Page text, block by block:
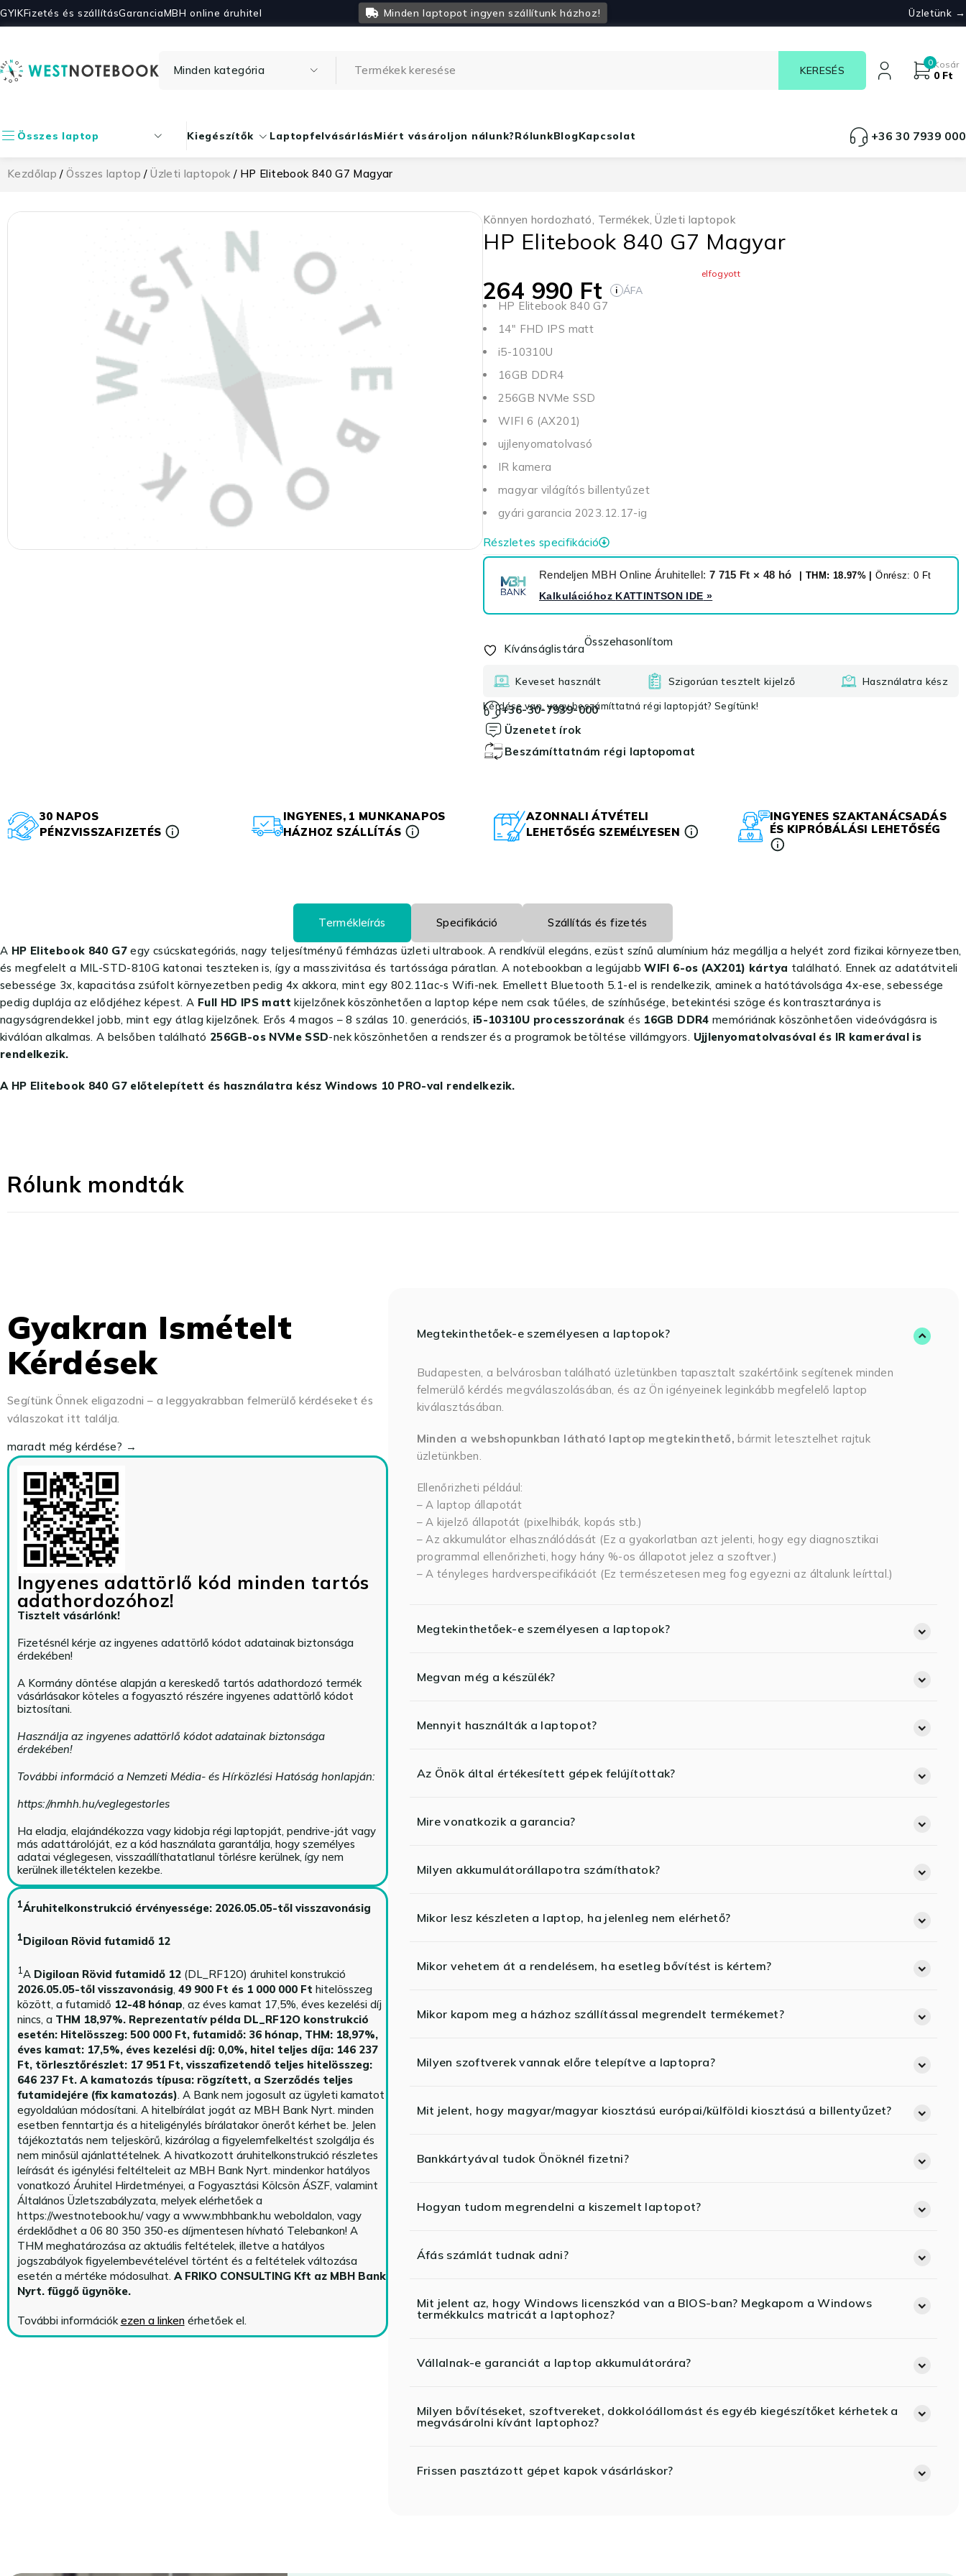
GYIKFizetés és szállításGarancia Minden laptopot ingyen szállítunk házhoz!
MBH online áruhitel Üzletünk →
0Kosár
0 Ft
Összes laptop Kiegészítők LaptopfelvásárlásMiért vásároljon nálunk?RólunkBlogKapcsolat +36 30 7939 000
Kezdőlap /Összes laptop /Üzleti laptopok / HP Elitebook 840 G7 Magyar
Könnyen hordozható, Termékek,Üzleti laptopok
HP Elitebook 840 G7 Magyar
elfogyott
264 990 Ft i ÁFA
HP Elitebook 840 G7
14" FHD IPS matt
i5-10310U
16GB DDR4
256GB NVMe SSD
WIFI 6 (AX201)
ujjlenyomatolvasó
IR kamera
magyar világítós billentyűzet
gyári garancia 2023.12.17-ig
Részletes specifikáció
Rendeljen MBH Online Áruhitellel: 7 715 Ft × 48 hó | THM: 18.97% |Önrész: 0 Ft
Kalkulációhoz KATTINTSON IDE »
Kívánságlistára
Összehasonlítom
Keveset használt Szigorúan tesztelt kijelző Használatra kész
Kérdése van, vagy beszámíttatná régi laptopját? Segítünk!
+36-30-7939-000
Üzenetet írok
Beszámíttatnám régi laptopomat
30 NAPOS
PÉNZVISSZAFIZETÉS
INGYENES, 1 MUNKANAPOS
HÁZHOZ SZÁLLÍTÁS
AZONNALI ÁTVÉTELI
LEHETŐSÉG SZEMÉLYESEN
INGYENES SZAKTANÁCSADÁS
ÉS KIPRÓBÁLÁSI LEHETŐSÉG
Termékleírás Specifikáció Szállítás és fizetés
A HP Elitebook 840 G7egy csúcskategóriás, nagy teljesítményű fémházas üzleti ultrabook. A rendkívül elegáns, ezüst színű alumínium ház megállja a helyét zord fizikai környezetben,
és megfelelt a MIL-STD-810G katonai teszteken is, így a masszivitása és tartóssága páratlan. A notebookban a legújabbWIFI 6-os (AX201) kártya található. Ennek az adatátviteli
sebessége 3x, kapacitása zsúfolt környezetben pedig 4x akkora, mint egy 802.11ac-s Wifi-nek. Emellett Bluetooth 5.1-el is rendelkezik, aminek a hatótávolsága 4x-ese, sebessége
pedig duplája az elődjéhez képest. A Full HD IPS matt kijelzőnek köszönhetően a laptop képe nem csak tűéles, de színhűsége, betekintési szöge és kontrasztaránya is
nagyságrendekkel jobb, mint egy átlag kijelzőnek. Erős 4 magos – 8 szálas 10. generációs, i5-10310U processzorának és 16GB DDR4 memóriának köszönhetően videóvágásra is
kiválóan alkalmas. A belsőben található 256GB-os NVMe SSD-nek köszönhetően a rendszer és a programok betöltése villámgyors. Ujjlenyomatolvasóval és IR kamerával is
rendelkezik.
A HP Elitebook 840 G7 előtelepített és használatra kész Windows 10 PRO-val rendelkezik.
Rólunk mondták
Gyakran Ismételt
Kérdések
Segítünk Önnek eligazodni – a leggyakrabban felmerülő kérdéseket és
válaszokat itt találja.
maradt még kérdése? →
Ingyenes adattörlő kód minden tartós
adathordozóhoz!
Tisztelt vásárlónk!
Fizetésnél kérje az ingyenes adattörlő kódot adatainak biztonsága
érdekében!
A Kormány döntése alapján a kereskedő tartós adathordozó termék
vásárlásakor köteles a fogyasztó részére ingyenes adattörlő kódot
biztosítani.
Használja az ingyenes adattörlő kódot adatainak biztonsága
érdekében!
További információ a Nemzeti Média- és Hírközlési Hatóság honlapján:
https://nmhh.hu/veglegestorles
Ha eladja, elajándékozza vagy kidobja régi laptopját, pendrive-ját vagy
más adattárolóját, ez a kód használata garantálja, hogy személyes
adatai véglegesen, visszaállíthatatlanul törlésre kerülnek, így nem
kerülnek illetéktelen kezekbe.
1Áruhitelkonstrukció érvényessége: 2026.05.05-től visszavonásig
1Digiloan Rövid futamidő 12
1A Digiloan Rövid futamidő 12(DL_RF12O) áruhitel konstrukció
2026.05.05-től visszavonásig, 49 900 Ft és 1 000 000 Ft hitelösszeg
között, a futamidő 12-48 hónap, az éves kamat 17,5%, éves kezelési díj
nincs, a THM 18,97%. Reprezentatív példa DL_RF12O konstrukció
esetén: Hitelösszeg: 500 000 Ft, futamidő: 36 hónap, THM: 18,97%,
éves kamat: 17,5%, éves kezelési díj: 0,0%, hitel teljes díja: 146 237
Ft, törlesztőrészlet: 17 951 Ft, visszafizetendő teljes hitelösszeg:
646 237 Ft. A kamatozás típusa: rögzített, a Szerződés teljes
futamidejére (fix kamatozás). A Bank nem jogosult az ügyleti kamatot
egyoldalúan módosítani. A hitelbírálat jogát az MBH Bank Nyrt. minden
esetben fenntartja és a hiteligénylés bírálatakor önerőt kérhet be. Jelen
tájékoztatás nem teljeskörű, kizárólag a figyelemfelkeltést szolgálja és
nem minősül ajánlattételnek. A hivatkozott áruhitelkonstrukció részletes
leírását és igénylési feltélteleit az MBH Bank Nyrt. mindenkor hatályos
vonatkozó Áruhitel Hirdetményei, a Fogyasztási Kölcsön ÁSZF, valamint
Általános Üzletszabályzata, melyek elérhetőek a
https://westnotebook.hu/vagy a www.mbhbank.hu weboldalon, vagy
érdeklődhet a 06 80 350 350-es díjmentesen hívható Telebankon! A
THM meghatározása az aktuális feltételek, illetve a hatályos
jogszabályok figyelembevételével történt és a feltételek változása
esetén a mértéke módosulhat. A FRIKO CONSULTING Kft az MBH Bank
Nyrt. függő ügynöke.
További információk ezen a linkenérhetőek el.
Megtekinthetőek-e személyesen a laptopok?
Budapesten, a belvárosban található üzletünkben tapasztalt szakértőink segítenek minden
felmerülő kérdés megválaszolásában, és az Ön igényeinek leginkább megfelelő laptop
kiválasztásában.
Minden a webshopunkban látható laptop megtekinthető,bármit letesztelhet rajtuk
üzletünkben.
Ellenőrizheti például:
– A laptop állapotát
– A kijelző állapotát (pixelhibák, kopás stb.)
– Az akkumulátor elhasználódását (Ez a gyakorlatban azt jelenti, hogy egy diagnosztikai
programmal ellenőrizheti, hogy hány %-os állapotot jelez a szoftver.)
– A tényleges hardverspecifikációt (Ez természetesen meg fog egyezni az általunk leírttal.)
Megtekinthetőek-e személyesen a laptopok?
Megvan még a készülék?
Mennyit használták a laptopot?
Az Önök által értékesített gépek felújítottak?
Mire vonatkozik a garancia?
Milyen akkumulátorállapotra számíthatok?
Mikor lesz készleten a laptop, ha jelenleg nem elérhető?
Mikor vehetem át a rendelésem, ha esetleg bővítést is kértem?
Mikor kapom meg a házhoz szállítással megrendelt termékemet?
Milyen szoftverek vannak előre telepítve a laptopra?
Mit jelent, hogy magyar/magyar kiosztású európai/külföldi kiosztású a billentyűzet?
Bankkártyával tudok Önöknél fizetni?
Hogyan tudom megrendelni a kiszemelt laptopot?
Áfás számlát tudnak adni?
Mit jelent az, hogy Windows licenszkód van a BIOS-ban? Megkapom a Windows
termékkulcs matricát a laptophoz?
Vállalnak-e garanciát a laptop akkumulátorára?
Milyen bővítéseket, szoftvereket, dokkolóállomást és egyéb kiegészítőket kérhetek a
megvásárolni kívánt laptophoz?
Frissen pasztázott gépet kapok vásárláskor?